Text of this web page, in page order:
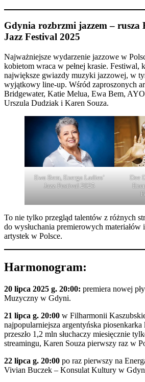
Gdynia rozbrzmi jazzem – rusza
Jazz Festival 2025
Najważniejsze wydarzenie jazzowe w
kobietom wraca w pełnej krasie. Festiwal,
największe gwiazdy muzyki jazzowej, w
wyjątkowy line-up. Wśród zaproszonych
Bridgewater, Katie Melua, Ewa Bem,
Urszula Dudziak i Karen Souza.
Ewa Bem, Energa Ladies’
Jazz Festival 2025
Dee
To nie tylko przegląd talentów z różnych
do wysłuchania premierowych
artystek w Polsce.
Harmonogram:
20 lipca 2025 g. 20:00: premiera nowej
Muzyczny w Gdyni.
21 lipca g. 20:00 w Filharmonii
najpopularniejsza argentyńska
przeszło 1,2 mln słuchaczy miesięcznie
streamingu, Karen Souza pierwszy raz w
22 lipca g. 20:00 po raz pierwszy na
Vivian Buczek – Konsulat Kultury w